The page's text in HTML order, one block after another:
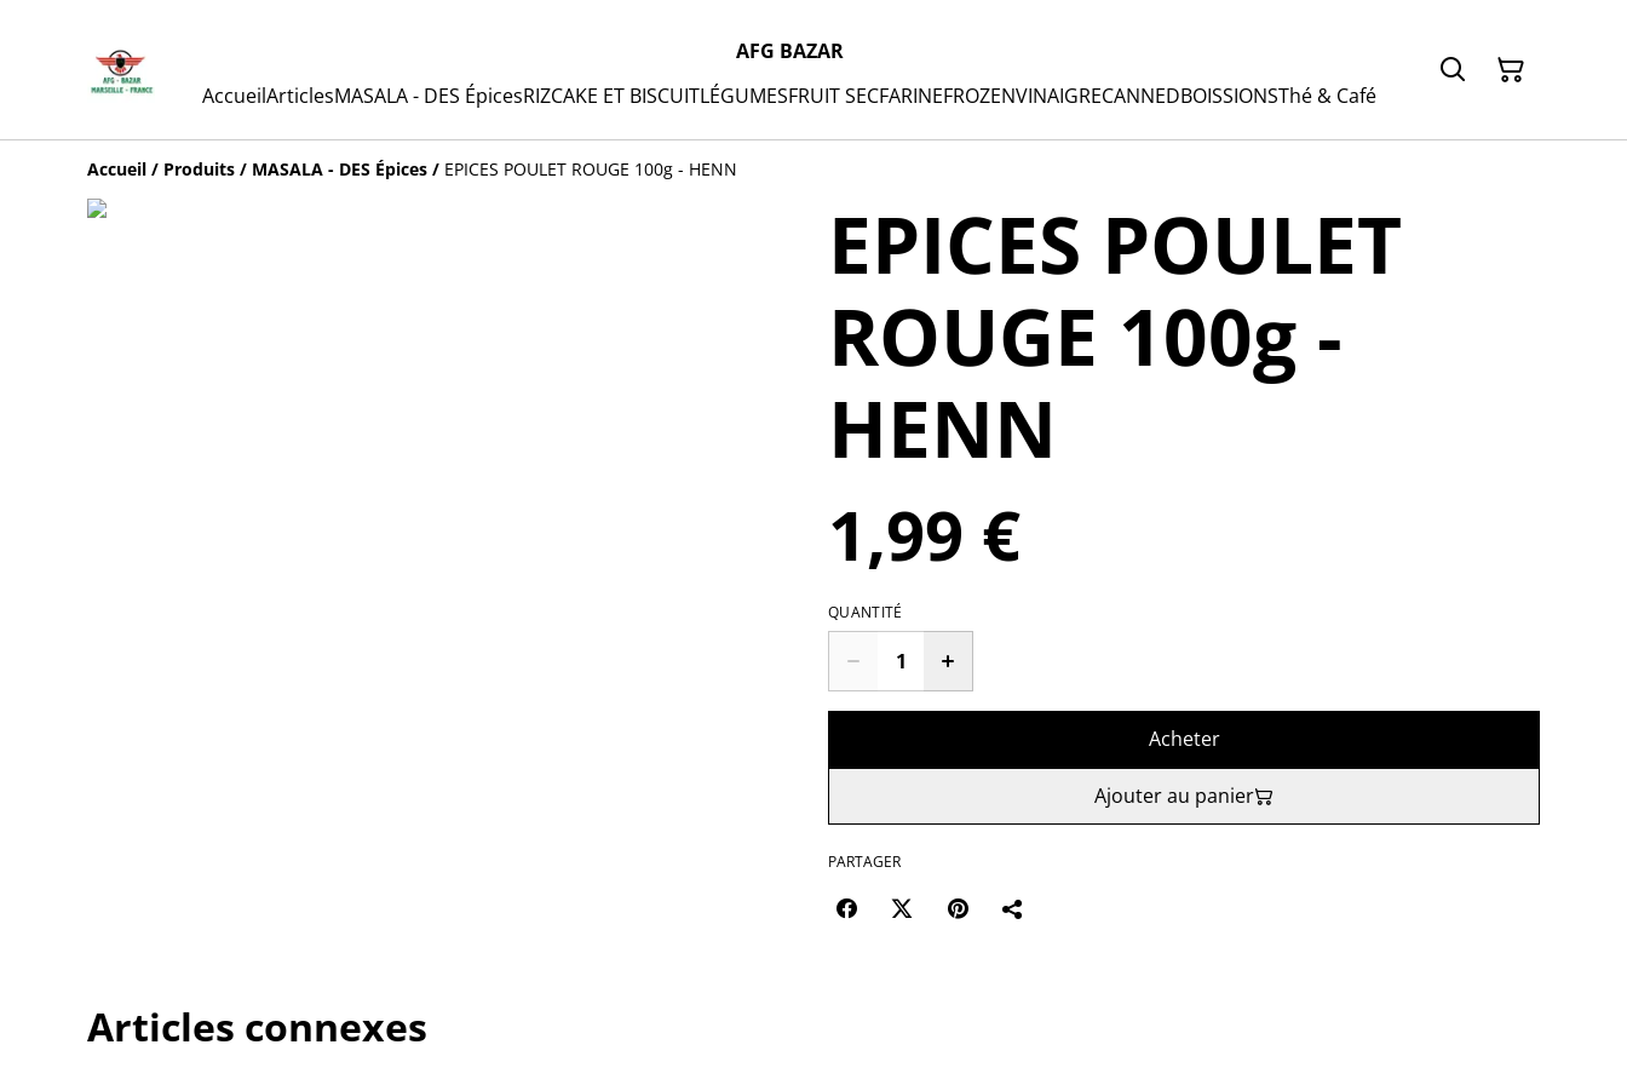
AFG BAZAR
AccueilArticlesMASALA - DES ÉpicesRIZCAKE ET BISCUITLÉGUMESFRUIT SECFARINEFROZENVINAIGRECANNEDBOISSIONSThé & Café
Accueil / Produits / MASALA - DES Épices / EPICES POULET ROUGE 100g - HENN
EPICES POULET
ROUGE 100g -
HENN
1,99 €
QUANTITÉ
Acheter
Ajouter au panier
PARTAGER
Articles connexes